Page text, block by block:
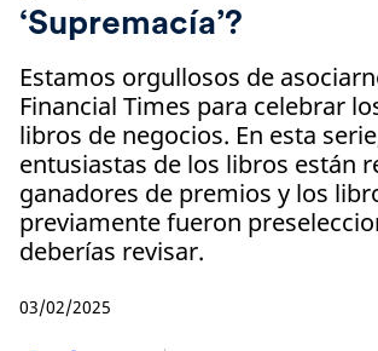
‘Supremacía’?
Estamos orgullosos de
Financial Times para celebrar
libros de negocios. En esta
entusiastas de los libros están
ganadores de premios y los
previamente fueron
deberías revisar.
03/02/2025